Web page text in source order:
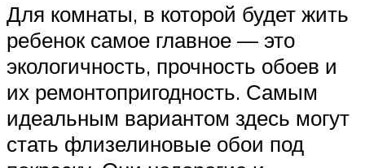
Для комнаты, в которой будет жить
ребенок самое главное — это
экологичность, прочность обоев и
их ремонтопригодность. Самым
идеальным вариантом здесь могут
стать флизелиновые обои под